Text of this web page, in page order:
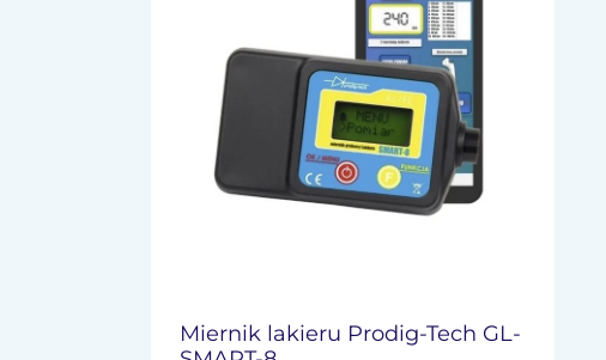
Miernik lakieru Prodig-Tech GL-